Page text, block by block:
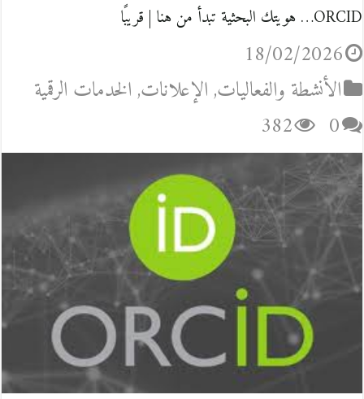
ORCID… هويتك البحثية تبدأ من هنا | قريبًا
18/02/2026
الأنشطة والفعاليات,الإعلانات,الخدمات الرقمية
0
382